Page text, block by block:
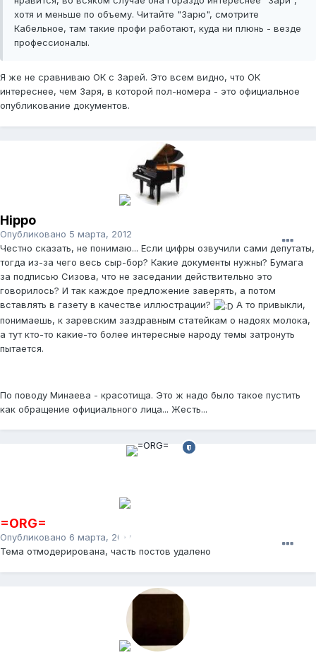
хотя и меньше по объему. Читайте "Зарю", смотрите
Кабельное, там такие профи работают, куда ни плюнь - везде
профессионалы.
Я же не сравниваю ОК с Зарей. Это всем видно, что ОК
интереснее, чем Заря, в которой пол-номера - это официальное
опубликование документов.
Hippo
Опубликовано 5 марта, 2012
Честно сказать, не понимаю... Если цифры озвучили сами депутаты,
тогда из-за чего весь сыр-бор? Какие документы нужны? Бумага
за подписью Сизова, что не заседании действительно это
говорилось? И так каждое предложение заверять, а потом
вставлять в газету в качестве иллюстрации?
А то привыкли,
понимаешь, к заревским заздравным статейкам о надоях молока,
а тут кто-то какие-то более интересные народу темы затронуть
пытается.
По поводу Минаева - красотища. Это ж надо было такое пустить
как обращение официального лица... Жесть...
=ORG=
Опубликовано 6 марта, 2012
Тема отмодерирована, часть постов удалено